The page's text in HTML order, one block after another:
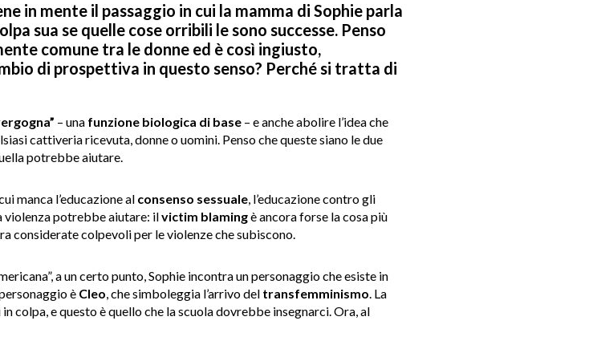
in mente il passaggio in cui la mamma di Sophie parla
sua se quelle cose orribili le sono successe. Penso
comune tra le donne ed è così ingiusto,
di prospettiva in questo senso? Perché si tratta di
– una funzione biologica di base– e anche abolire l’idea che
cattiveria ricevuta, donne o uomini. Penso che queste siano le due
potrebbe aiutare.
manca l’educazione al consenso sessuale, l’educazione contro gli
violenza potrebbe aiutare: ilvictim blamingè ancora forse la cosa più
considerate colpevoli per le violenze che subiscono.
a un certo punto, Sophie incontra un personaggio che esiste in
è Cleo, che simboleggia l’arrivo del transfemminismo. La
colpa, e questo è quello che la scuola dovrebbe insegnarci. Ora, al